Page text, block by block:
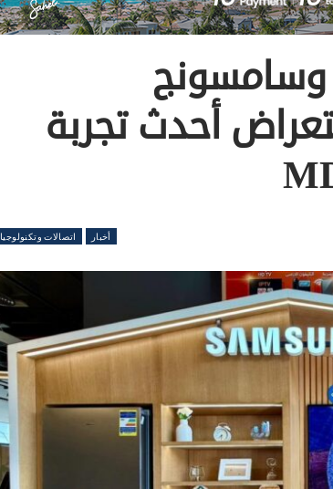
وسامسونج
أحدث تجربة
أخبار اتصالات وتكنولوجيا